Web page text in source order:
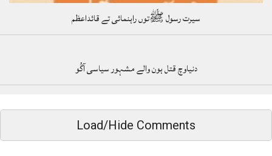
سیرت رسول ﷺتوں راہنمائی تے قائداعظم
دنیاوچ قتل ہون والے مشہور سیاسی آگُو
Load/Hide Comments